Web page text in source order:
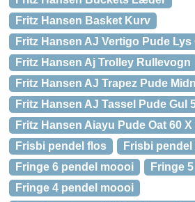
Fritz Hansen Basket Kurv
Fritz Hansen AJ Vertigo Pude Lys
Fritz Hansen Aj Trolley Rullevogn
Fritz Hansen AJ Trapez Pude
Fritz Hansen AJ Tassel Pude Gul
Fritz Hansen Aiayu Pude Oat 60 X
Frisbi pendel flos
Frisbi pendel
Fringe 6 pendel moooi
Fringe
Fringe 4 pendel moooi